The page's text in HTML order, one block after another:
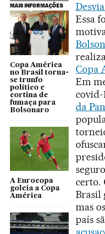
MAIS INFORMAÇÕES
Copa América
no Brasil torna-
se trunfo
político e
cortina de
fumaça para
Bolsonaro
A Eurocopa
goleia a Copa
América
Essa
Copa
Em
covid-
da
certo.
Brasil
mas
país